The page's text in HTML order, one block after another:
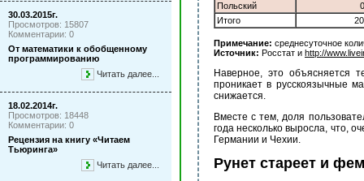
30.03.2015г.
Просмотров: 15807
Комментарии: 0
От математики к обобщенному
программированию
Читать далее...
18.02.2014г.
Просмотров: 18448
Комментарии: 0
Рецензия на книгу «Читаем
Тьюринга»
Читать далее...
Польский
Итого
Примечание: среднесуточное
Источник: Росстат и http://
Наверное, это объясняется
проникает в русскоязычные
снижается.
Вместе с тем, доля
года несколько выросла, что,
Германии и Чехии.
Рунет стареет и